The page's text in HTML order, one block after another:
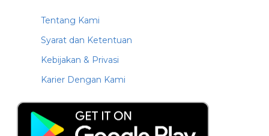
Tentang Kami
Syarat dan Ketentuan
Kebijakan & Privasi
Karier Dengan Kami